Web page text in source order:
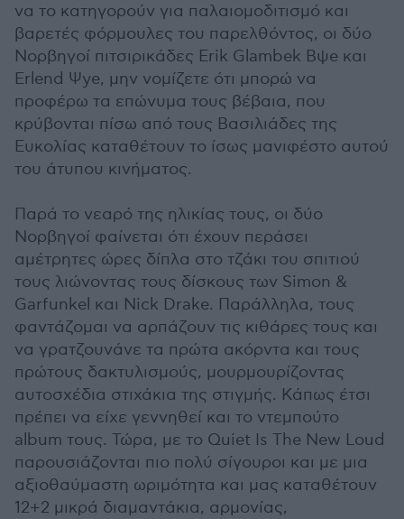
να το κατηγορούν για παλαιομοδιτισμό και
βαρετές φόρμουλες του παρελθόντος, οι δύο
Νορβηγοί πιτσιρικάδες Erik Glambek Bψe και
Erlend Ψye, μην νομίζετε ότι μπορώ να
προφέρω τα επώνυμα τους βέβαια, που
κρύβονται πίσω από τους Βασιλιάδες της
Ευκολίας καταθέτουν το ίσως μανιφέστο αυτού
του άτυπου κινήματος.
Παρά το νεαρό της ηλικίας τους, οι δύο
Νορβηγοί φαίνεται ότι έχουν περάσει
αμέτρητες ώρες δίπλα στο τζάκι του σπιτιού
τους λιώνοντας τους δίσκους των Simon &
Garfunkel και Nick Drake. Παράλληλα, τους
φαντάζομαι να αρπάζουν τις κιθάρες τους και
να γρατζουνάνε τα πρώτα ακόρντα και τους
πρώτους δακτυλισμούς, μουρμουρίζοντας
αυτοσχέδια στιχάκια της στιγμής. Κάπως έτσι
πρέπει να είχε γεννηθεί και το ντεμπούτο
album τους. Τώρα, με το Quiet Is The New Loud
παρουσιάζονται πιο πολύ σίγουροι και με μια
αξιοθαύμαστη ωριμότητα και μας καταθέτουν
12+2 μικρά διαμαντάκια, αρμονίας,